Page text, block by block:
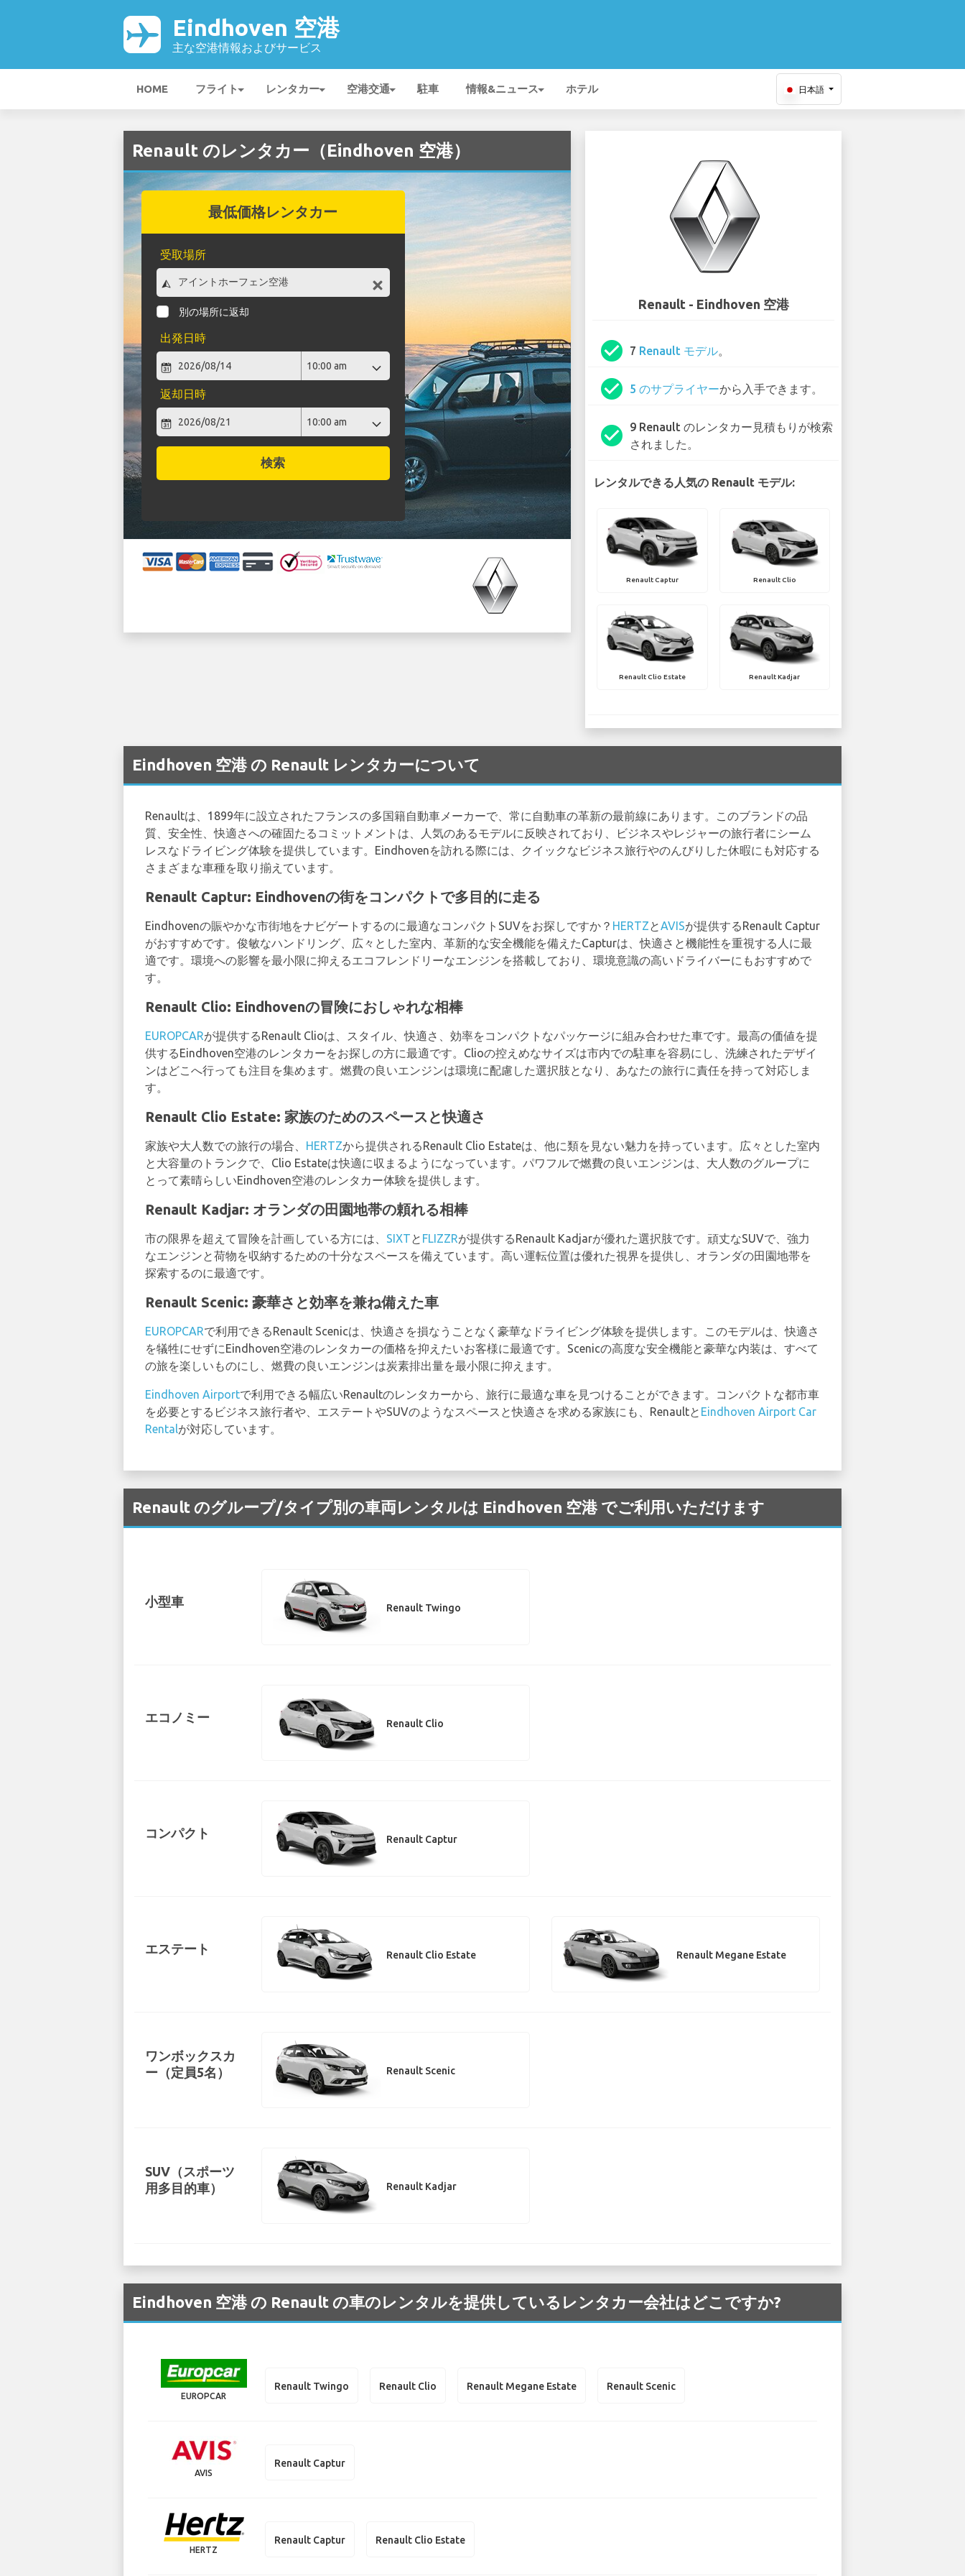
Eindhoven 空港
主な空港情報およびサービス
HOME フライト レンタカー 空港交通 駐車 情報&ニュース ホテル 日本語
Renault のレンタカー（Eindhoven 空港）
最低価格レンタカー
受取場所
別の場所に返却
出発日時
返却日時
検索
Renault - Eindhoven 空港
check_circle 7 Renault モデル。
check_circle 5 のサプライヤーから入手できます。
check_circle
9 Renault のレンタカー見積もりが検索
されました。
レンタルできる人気の Renault モデル:
Renault Captur Renault Clio
Renault Clio Estate Renault Kadjar
Eindhoven 空港 の Renault レンタカーについて
Renaultは、1899年に設立されたフランスの多国籍自動車メーカーで、常に自動車の革新の最前線にあります。このブランドの品
質、安全性、快適さへの確固たるコミットメントは、人気のあるモデルに反映されており、ビジネスやレジャーの旅行者にシーム
レスなドライビング体験を提供しています。Eindhovenを訪れる際には、クイックなビジネス旅行やのんびりした休暇にも対応する
さまざまな車種を取り揃えています。
Renault Captur: Eindhovenの街をコンパクトで多目的に走る
Eindhovenの賑やかな市街地をナビゲートするのに最適なコンパクトSUVをお探しですか？ HERTZとAVISが提供するRenault Captur
がおすすめです。俊敏なハンドリング、広々とした室内、革新的な安全機能を備えたCapturは、快適さと機能性を重視する人に最
適です。環境への影響を最小限に抑えるエコフレンドリーなエンジンを搭載しており、環境意識の高いドライバーにもおすすめで
す。
Renault Clio: Eindhovenの冒険におしゃれな相棒
EUROPCARが提供するRenault Clioは、スタイル、快適さ、効率をコンパクトなパッケージに組み合わせた車です。最高の価値を提
供するEindhoven空港のレンタカーをお探しの方に最適です。Clioの控えめなサイズは市内での駐車を容易にし、洗練されたデザイ
ンはどこへ行っても注目を集めます。燃費の良いエンジンは環境に配慮した選択肢となり、あなたの旅行に責任を持って対応しま
す。
Renault Clio Estate: 家族のためのスペースと快適さ
家族や大人数での旅行の場合、 HERTZから提供されるRenault Clio Estateは、他に類を見ない魅力を持っています。広々とした室内
と大容量のトランクで、Clio Estateは快適に収まるようになっています。パワフルで燃費の良いエンジンは、大人数のグループに
とって素晴らしいEindhoven空港のレンタカー体験を提供します。
Renault Kadjar: オランダの田園地帯の頼れる相棒
市の限界を超えて冒険を計画している方には、 SIXTと FLIZZRが提供するRenault Kadjarが優れた選択肢です。頑丈なSUVで、強力
なエンジンと荷物を収納するための十分なスペースを備えています。高い運転位置は優れた視界を提供し、オランダの田園地帯を
探索するのに最適です。
Renault Scenic: 豪華さと効率を兼ね備えた車
EUROPCARで利用できるRenault Scenicは、快適さを損なうことなく豪華なドライビング体験を提供します。このモデルは、快適さ
を犠牲にせずにEindhoven空港のレンタカーの価格を抑えたいお客様に最適です。Scenicの高度な安全機能と豪華な内装は、すべて
の旅を楽しいものにし、燃費の良いエンジンは炭素排出量を最小限に抑えます。
Eindhoven Airportで利用できる幅広いRenaultのレンタカーから、旅行に最適な車を見つけることができます。コンパクトな都市車
を必要とするビジネス旅行者や、エステートやSUVのようなスペースと快適さを求める家族にも、Renaultと Eindhoven Airport Car
Rentalが対応しています。
Renault のグループ/タイプ別の車両レンタルは Eindhoven 空港 でご利用いただけます
小型車 Renault Twingo
エコノミー Renault Clio
コンパクト Renault Captur
エステート Renault Clio Estate Renault Megane Estate
ワンボックスカ
ー（定員5名）
Renault Scenic
SUV（スポーツ
用多目的車）
Renault Kadjar
Eindhoven 空港 の Renault の車のレンタルを提供しているレンタカー会社はどこですか?
EUROPCAR
Renault Twingo Renault Clio Renault Megane Estate Renault Scenic
AVIS
Renault Captur
HERTZ
Renault Captur Renault Clio Estate